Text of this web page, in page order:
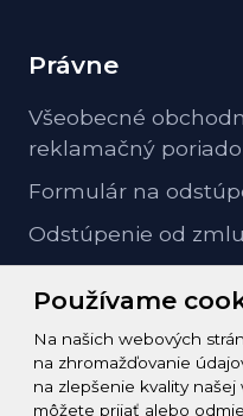
Používame
Na našich webových
na zhromažďovanie
na zlepšenie kvality
môžete prijať alebo
Právne
Všeobecné
reklamačný
Formulár na
Odstúpenie od
Kontakt